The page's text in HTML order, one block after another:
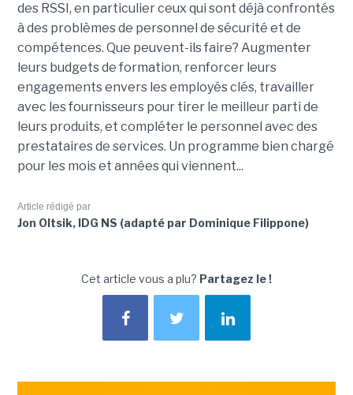
des RSSI, en particulier ceux qui sont déjà confrontés
à des problèmes de personnel de sécurité et de
compétences. Que peuvent-ils faire? Augmenter
leurs budgets de formation, renforcer leurs
engagements envers les employés clés, travailler
avec les fournisseurs pour tirer le meilleur parti de
leurs produits, et compléter le personnel avec des
prestataires de services. Un programme bien chargé
pour les mois et années qui viennent...
Article rédigé par
Jon Oltsik, IDG NS (adapté par Dominique Filippone)
Cet article vous a plu? Partagez le !